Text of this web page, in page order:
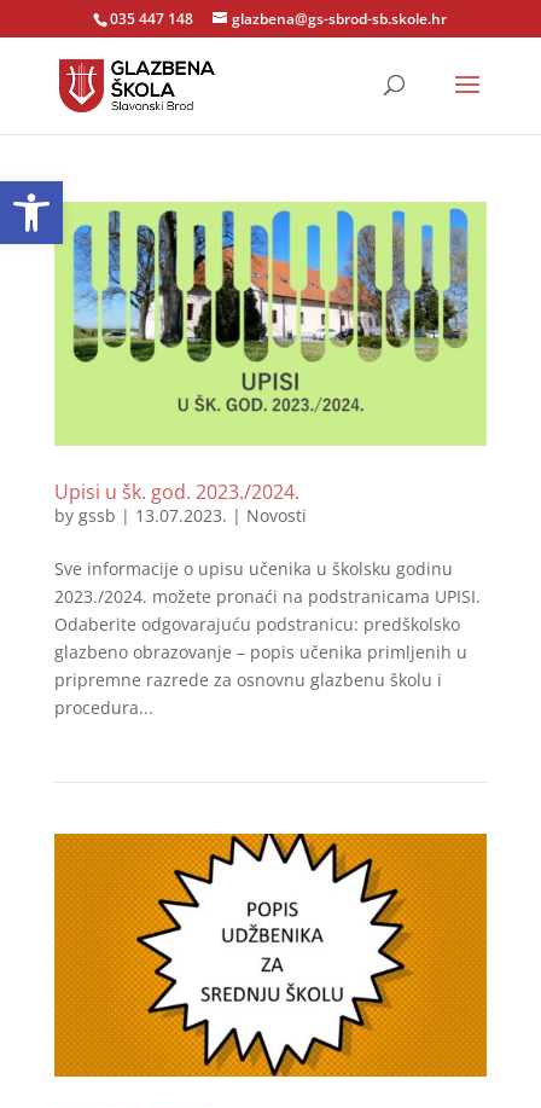
Open toolbar
035 447 148 glazbena@gs-sbrod-sb.skole.hr
Upisi u šk. god. 2023./2024.
by gssb | 13.07.2023. | Novosti
Sve informacije o upisu učenika u školsku godinu
2023./2024. možete pronaći na podstranicama UPISI.
Odaberite odgovarajuću podstranicu: predškolsko
glazbeno obrazovanje – popis učenika primljenih u
pripremne razrede za osnovnu glazbenu školu i
procedura...